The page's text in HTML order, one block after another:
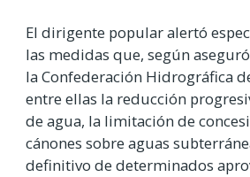
El dirigente popular alertó
las medidas que, según
la Confederación Hidrográfica
entre ellas la reducción
de agua, la limitación de
cánones sobre aguas
definitivo de determinados